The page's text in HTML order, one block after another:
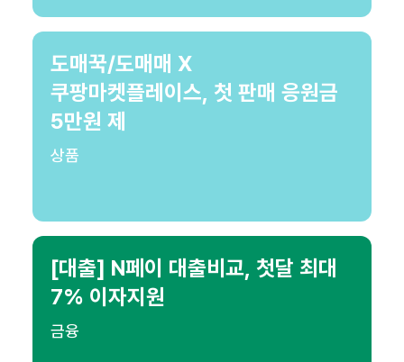
도매꾹/도매매 X
쿠팡마켓플레이스, 첫 판매 응원금
5만원 제
상품
[대출] N페이 대출비교, 첫달 최대
7% 이자지원
금융